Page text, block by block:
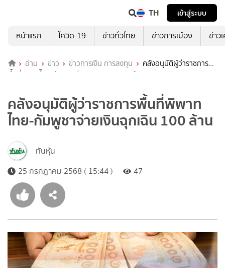
TH
เข้าสู่ระบบ
หน้าแรก
โควิด-19 ข่าวทั่วไทย ข่าวการเมือง ข่าว
อ่าน ข่าว ข่าวการเงิน การลงทุน
คลังอนุมัติผู้ว่าราชการ
พื้นที่พิพาทไทย-กัมพูชาจ่ายเงินฉุกเฉิน 100 ล้าน
คลังอนุมัติผู้ว่าราชการพื้นที่พิพาท
ไทย-กัมพูชาจ่ายเงินฉุกเฉิน 100 ล้าน
ทันหุ้น
25 กรกฎาคม 2568 ( 15:44 )
47